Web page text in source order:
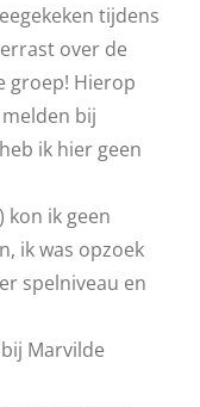
tijdens
over de
groep! Hierop
bij
ik hier geen
kon ik geen
ik was opzoek
spelniveau en
Marvilde